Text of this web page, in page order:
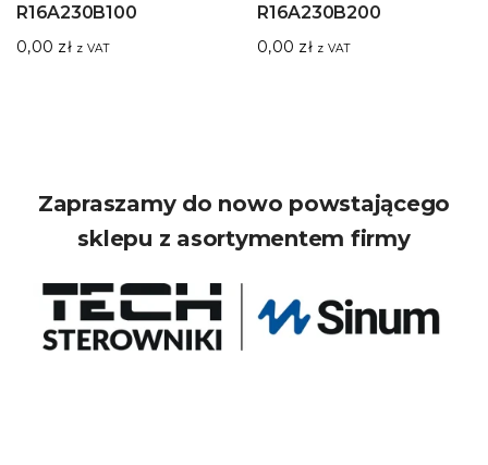
R16A230B100
0,00 zł z VAT
R16A230B200
0,00 zł z VAT
Zapraszamy do nowo powstającego
sklepu z asortymentem firmy